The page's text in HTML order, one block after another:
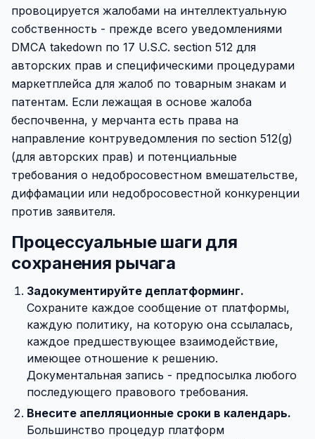
провоцируется жалобами на интеллектуальную
собственность - прежде всего уведомлениями
DMCA takedown по 17 U.S.C. section 512 для
авторских прав и специфическими процедурами
маркетплейса для жалоб по товарным знакам и
патентам. Если лежащая в основе жалоба
беспочвенна, у мерчанта есть права на
направление контруведомления по section 512(g)
(для авторских прав) и потенциальные
требования о недобросовестном вмешательстве,
диффамации или недобросовестной конкуренции
против заявителя.
Процессуальные шаги для
сохранения рычага
Задокументируйте деплатформинг.
Сохраните каждое сообщение от платформы,
каждую политику, на которую она ссылалась,
каждое предшествующее взаимодействие,
имеющее отношение к решению.
Документальная запись - предпосылка любого
последующего правового требования.
Внесите апелляционные сроки в календарь.
Большинство процедур платформ